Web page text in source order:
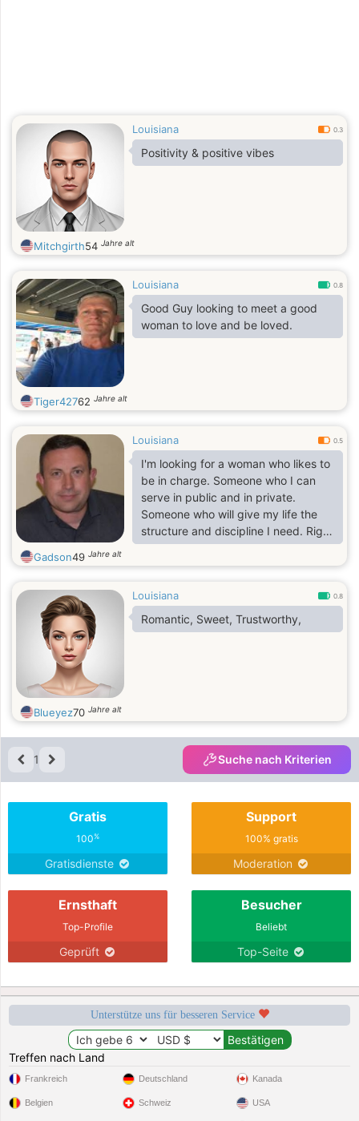
Louisiana 0.3
Positivity & positive vibes
Mitchgirth54 Jahre alt
Louisiana 0.8
Good Guy looking to meet a good
woman to love and be loved.
Tiger42762 Jahre alt
Louisiana 0.5
I'm looking for a woman who likes to
be in charge. Someone who I can
serve in public and in private.
Someone who will give my life the
structure and discipline I need. Right
now I feel lost outside of work on my
military service. I am willing to
the structure of a long term
relationship.
Gadson49 Jahre alt
Louisiana 0.8
Romantic, Sweet, Trustworthy,
Blueyez70 Jahre alt
1 Suche nach Kriterien
Gratis
100%
Gratisdienste
Support
100% gratis
Moderation
Ernsthaft
Top-Profile
Geprüft
Besucher
Beliebt
Top-Seite
Unterstütze uns für besseren Service
Treffen nach Land
Frankreich
Belgien
Deutschland
Schweiz
Kanada
USA